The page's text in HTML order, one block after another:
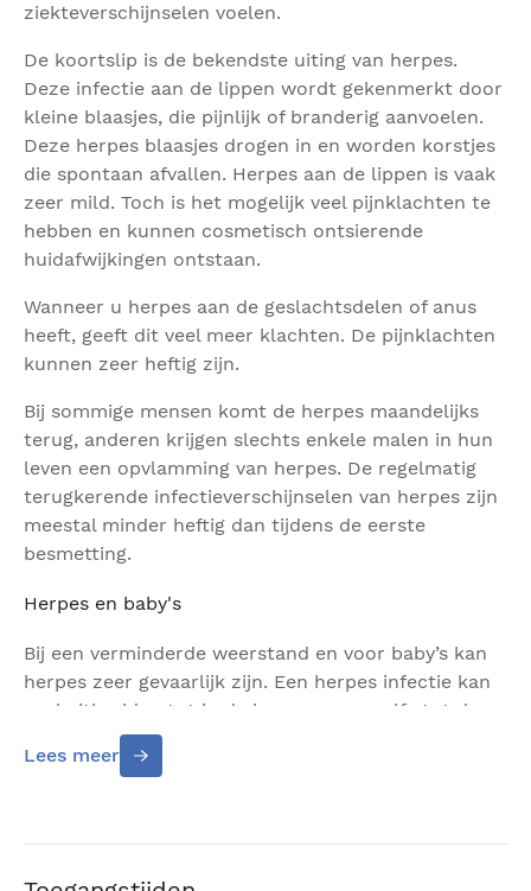
ziekteverschijnselen voelen.
De koortslip is de bekendste uiting van herpes.
Deze infectie aan de lippen wordt gekenmerkt door
kleine blaasjes, die pijnlijk of branderig aanvoelen.
Deze herpes blaasjes drogen in en worden korstjes
die spontaan afvallen. Herpes aan de lippen is vaak
zeer mild. Toch is het mogelijk veel pijnklachten te
hebben en kunnen cosmetisch ontsierende
huidafwijkingen ontstaan.
Wanneer u herpes aan de geslachtsdelen of anus
heeft, geeft dit veel meer klachten. De pijnklachten
kunnen zeer heftig zijn.
Bij sommige mensen komt de herpes maandelijks
terug, anderen krijgen slechts enkele malen in hun
leven een opvlamming van herpes. De regelmatig
terugkerende infectieverschijnselen van herpes zijn
meestal minder heftig dan tijdens de eerste
besmetting.
Herpes en baby's
Bij een verminderde weerstand en voor baby’s kan
herpes zeer gevaarlijk zijn. Een herpes infectie kan
snel uitbreiden tot in de hersenen en zelfs tot de
dood leiden. Belangrijk is het daarom uw arts op de
hoogte te brengen van een herpes infectie wanneer
heeft van een herpes infectie wordt streng
ontraden.
Lees meer